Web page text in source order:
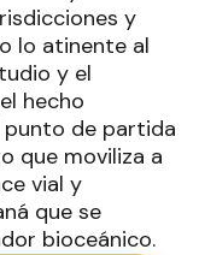
y
lo atinente al
y el
hecho
punto de partida
que moviliza a
vial y
que se
bioceánico.